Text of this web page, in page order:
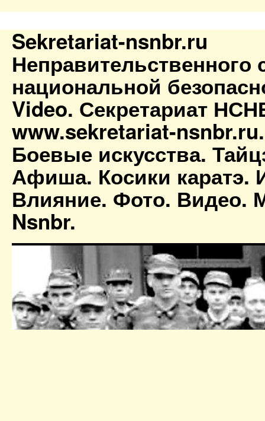
Sekretariat-nsnbr.ru
Неправительственного
национальной
Video. Секретариат
www.sekretariat-
Боевые искусства.
Афиша. Косики каратэ.
Влияние. Фото. Видео.
Nsnbr.